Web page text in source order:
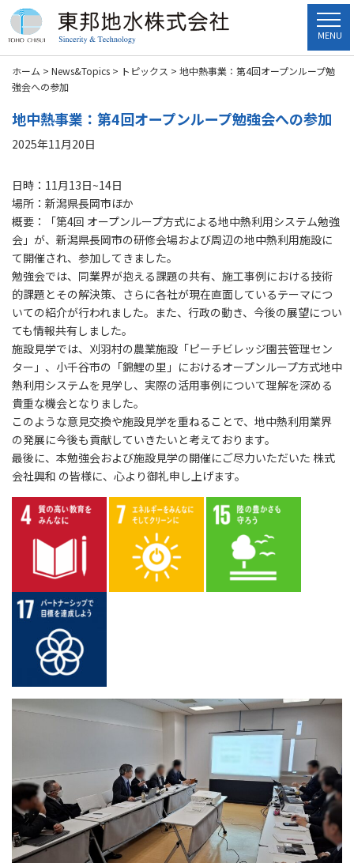
MENU
ホーム > News&Topics > トピックス > 地中熱事業：第4回オープンループ勉
強会への参加
地中熱事業：第4回オープンループ勉強会への参加
2025年11月20日
日時：11月13日~14日
場所：新潟県長岡市ほか
概要：「第4回 オープンループ方式による地中熱利用システム勉強
会」が、新潟県長岡市の研修会場および周辺の地中熱利用施設に
て開催され、参加してきました。
勉強会では、同業界が抱える課題の共有、施工事例における技術
的課題とその解決策、さらに各社が現在直面しているテーマにつ
いての紹介が行われました。また、行政の動き、今後の展望につい
ても情報共有しました。
施設見学では、刈羽村の農業施設「ピーチビレッジ園芸管理セン
ター」、小千谷市の「錦鯉の里」におけるオープンループ方式地中
熱利用システムを見学し、実際の活用事例について理解を深める
貴重な機会となりました。
このような意見交換や施設見学を重ねることで、地中熱利用業界
の発展に今後も貢献していきたいと考えております。
最後に、本勉強会および施設見学の開催にご尽力いただいた 株式
会社興和 の皆様に、心より御礼申し上げます。